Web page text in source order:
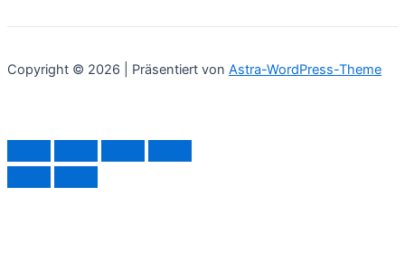
Copyright © 2026 | Präsentiert von Astra-WordPress-Theme